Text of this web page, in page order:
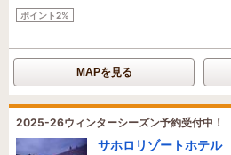
ポイント2%
MAPを見る
2025-26ウィンターシーズン予約受付中！
サホロリゾートホテル